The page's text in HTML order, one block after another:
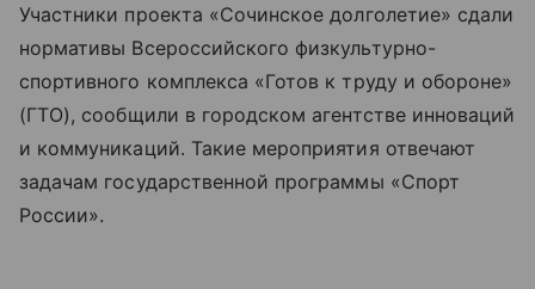
Участники проекта «Сочинское долголетие» сдали
нормативы Всероссийского физкультурно-
спортивного комплекса «Готов к труду и обороне»
(ГТО), сообщили в городском агентстве инноваций
и коммуникаций. Такие мероприятия отвечают
задачам государственной программы «Спорт
России».